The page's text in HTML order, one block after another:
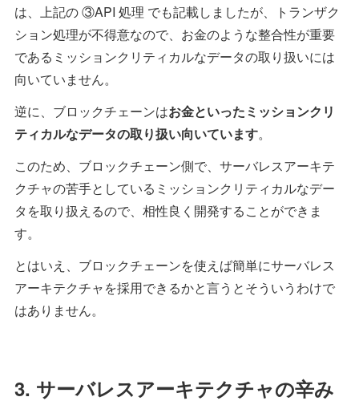
は、上記の ③API 処理 でも記載しましたが、トランザク
ション処理が不得意なので、お金のような整合性が重要
であるミッションクリティカルなデータの取り扱いには
向いていません。
逆に、ブロックチェーンはお金といったミッションクリ
ティカルなデータの取り扱い向いています。
このため、ブロックチェーン側で、サーバレスアーキテ
クチャの苦手としているミッションクリティカルなデー
タを取り扱えるので、相性良く開発することができま
す。
とはいえ、ブロックチェーンを使えば簡単にサーバレス
アーキテクチャを採用できるかと言うとそういうわけで
はありません。
3. サーバレスアーキテクチャの辛み